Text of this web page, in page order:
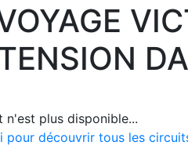
n'est plus disponible...
pour découvrir tous les